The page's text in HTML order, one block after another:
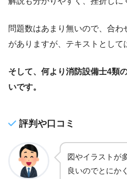
問題数はあまり無いので、合
がありますが、テキストとして
そして、何より消防設備士4類
いです。
評判や口コミ
図やイラストが
良いのでとにか